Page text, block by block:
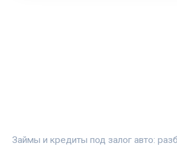
Займы и кредиты под залог авто: